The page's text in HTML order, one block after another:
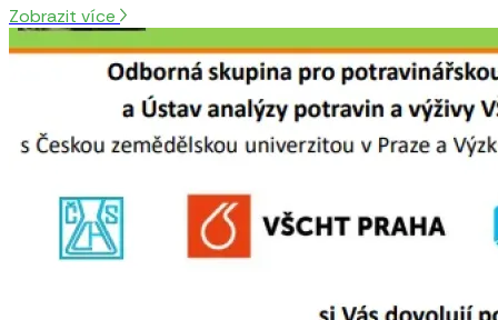
Zobrazit více